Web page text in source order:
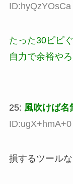
ID:hyQzYOsCa
たった30ピピ
自力で余裕や
25: 風吹けば名
ID:ugX+hmA+0
損するツール